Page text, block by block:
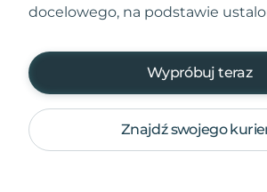
docelowego, na podstawie
Wypróbuj teraz
Znajdź swojego